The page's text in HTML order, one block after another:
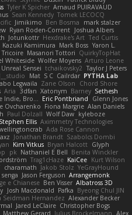
Tyler K Spicher Arnaud PUIRAVAUD
Sean Kennedy Tomek LECOCQ
Jimikimo Ben Bosma
mark stalzer
Ryan Roden-Corrent Joshua Albers
Jotunkottr Hexdrake's Art Ted Curtis
Kazuki Kamimura Mark Boss Yaron L.
Tricoire Masanori Tottori QuirkyTopHat
Whiteside Wolfer Moyens Arturo Leone
Unreal Sensei tchaikovsky2 Taylor J Peters
Mat S C Cailrdar PYTHA Lab
Legwaila Zane Olson
Chord Shore
Aria 3dfan Xatonym Barney Sethesh
Indie, Bro... Eric Pontbriand
Glenn Jones
Ovcharenko Fiona Margrie Alan Daniels
Paul Dolzall Wolf Daw kyleboze
Stephen Ellis Aximmetry Technologies
Ada Rose Cannon
Jonathan Brandt Szabolcs Dombi
Kim Vitkus Bryan Halcott Glyph
pk Nathaniel E Bell Benita Winckler
Trag1cHaze KaiCee Kurt Wilson
charamath Jakob Stolz YeGrayHound
Jason Ferguson Arrangemonk
e Chianese Ben Visser Albatross 3D
Josh Macdonald Pafka Byeong Chul JIN
Seidman Hernandez Alexander Becker
Jared LeClaire Christopher Bogs
Matthew Gerard Julius Brockelmann Alex